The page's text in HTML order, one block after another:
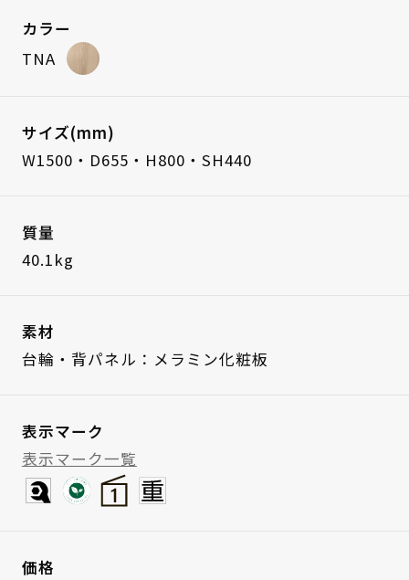
カラー
TNA
サイズ(mm)
W1500・D655・H800・SH440
質量
40.1kg
素材
台輪・背パネル：メラミン化粧板
表示マーク
表示マーク一覧
価格